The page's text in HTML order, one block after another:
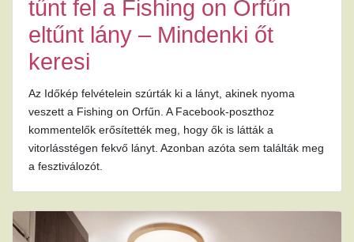
tűnt fel a Fishing on Orfűn
eltűnt lány – Mindenki őt
keresi
Az Időkép felvételein szúrták ki a lányt, akinek nyoma
veszett a Fishing on Orfűn. A Facebook-poszthoz
kommentelők erősítették meg, hogy ők is látták a
vitorlásstégen fekvő lányt. Azonban azóta sem találták meg
a fesztiválozót.